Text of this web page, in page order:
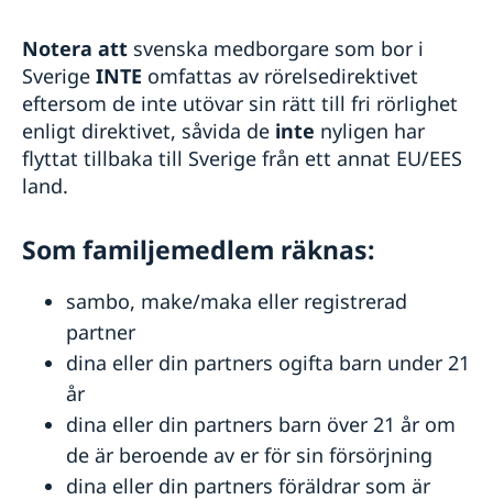
Notera att svenska medborgare som bor i
Sverige INTE omfattas av rörelsedirektivet
eftersom de inte utövar sin rätt till fri rörlighet
enligt direktivet, såvida de inte nyligen har
flyttat tillbaka till Sverige från ett annat EU/EES
land.
Som familjemedlem räknas:
sambo, make/maka eller registrerad
partner
dina eller din partners ogifta barn under 21
år
dina eller din partners barn över 21 år om
de är beroende av er för sin försörjning
dina eller din partners föräldrar som är